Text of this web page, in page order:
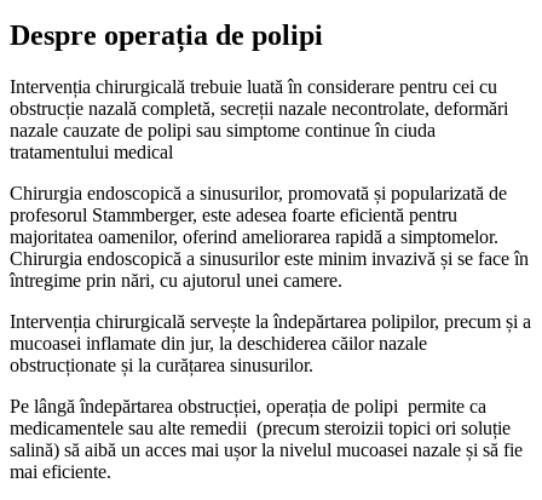
Despre operația de polipi
Intervenția chirurgicală trebuie luată în considerare pentru cei cu
obstrucție nazală completă, secreții nazale necontrolate, deformări
nazale cauzate de polipi sau simptome continue în ciuda
tratamentului medical
Chirurgia endoscopică a sinusurilor, promovată și popularizată de
profesorul Stammberger, este adesea foarte eficientă pentru
majoritatea oamenilor, oferind ameliorarea rapidă a simptomelor.
Chirurgia endoscopică a sinusurilor este minim invazivă și se face în
întregime prin nări, cu ajutorul unei camere.
Intervenția chirurgicală servește la îndepărtarea polipilor, precum și a
mucoasei inflamate din jur, la deschiderea căilor nazale
obstrucționate și la curățarea sinusurilor.
Pe lângă îndepărtarea obstrucției, operația de polipi permite ca
medicamentele sau alte remedii (precum steroizii topici ori soluție
salină) să aibă un acces mai ușor la nivelul mucoasei nazale și să fie
mai eficiente.